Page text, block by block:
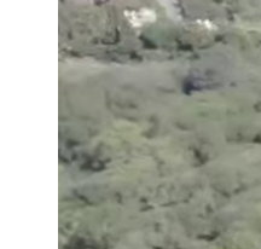
Lehrer und Erzieher